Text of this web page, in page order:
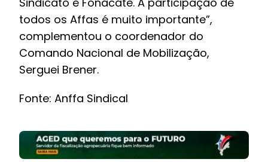
todos os Affas é muito importante”,
complementou o coordenador do
Comando Nacional de Mobilização,
Serguei Brener.
Fonte: Anffa Sindical